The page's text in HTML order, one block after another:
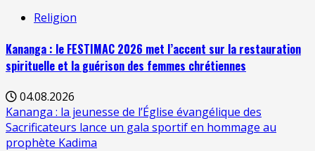
Religion
Kananga : le FESTIMAC 2026 met l’accent sur la restauration
spirituelle et la guérison des femmes chrétiennes
04.08.2026
Kananga : la jeunesse de l’Église évangélique des
Sacrificateurs lance un gala sportif en hommage au
prophète Kadima